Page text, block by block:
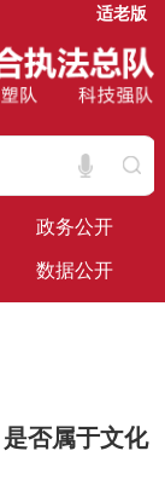
适老版
政务公开
数据公开
否属于文化